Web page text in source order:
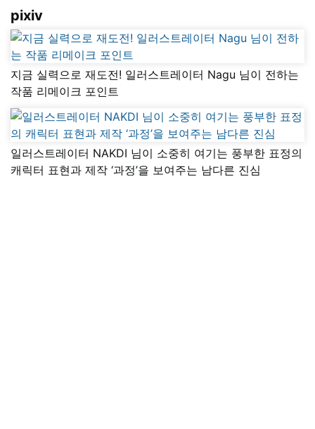
pixiv
지금 실력으로 재도전! 일러스트레이터 Nagu 님이 전하는
작품 리메이크 포인트
일러스트레이터 NAKDI 님이 소중히 여기는 풍부한 표정의
캐릭터 표현과 제작 ‘과정’을 보여주는 남다른 진심